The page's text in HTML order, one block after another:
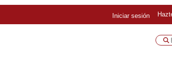
Iniciar sesión